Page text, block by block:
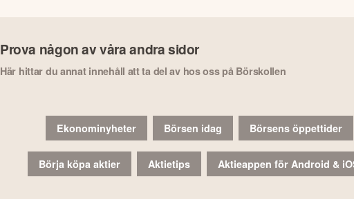
Prova någon av våra andra sidor
Här hittar du annat innehåll att ta del av hos oss på Börskollen
Ekonominyheter Börsen idag Börsens öppettider
Börja köpa aktier Aktietips Aktieappen för Android &